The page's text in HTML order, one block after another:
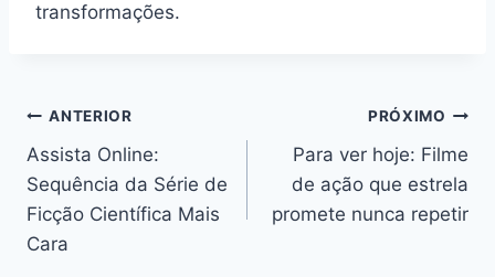
transformações.
Navegação
de
Post
ANTERIOR
Assista Online:
Sequência da Série de
Ficção Científica Mais
Cara
PRÓXIMO
Para ver hoje: Filme
de ação que estrela
promete nunca repetir